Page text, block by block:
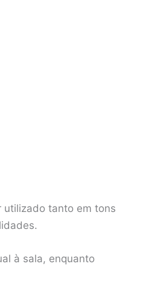
utilizado tanto em tons
à sala, enquanto